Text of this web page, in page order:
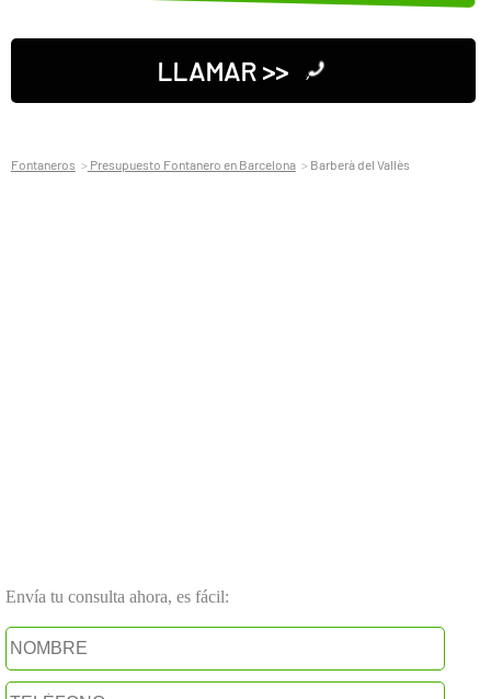
LLAMAR >>
Fontaneros Presupuesto Fontanero en Barcelona Barberà del Vallès
Envía tu consulta ahora, es fácil: